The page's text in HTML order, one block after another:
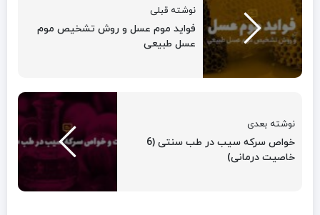
نوشته قبلی
فواید موم عسل و روش تشخیص موم
عسل طبیعی
نوشته بعدی
خواص سرکه سیب در طب سنتی (6
خاصیت درمانی)